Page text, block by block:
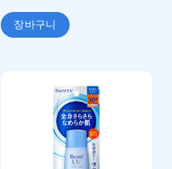
장바구니